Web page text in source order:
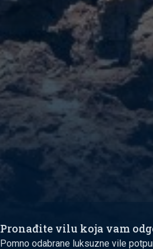
Pronađite vilu koja vam
Pomno odabrane luksuzne vile